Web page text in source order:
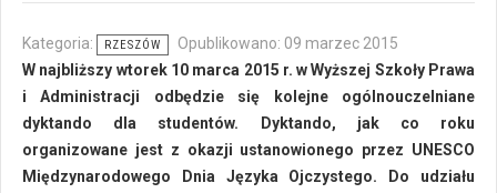
Kategoria: RZESZÓW
Opublikowano: 09 marzec 2015
W najbliższy wtorek 10 marca 2015 r. w Wyższej Szkoły Prawa
i Administracji odbędzie się kolejne ogólnouczelniane
dyktando dla studentów. Dyktando, jak co roku
organizowane jest z okazji ustanowionego przez UNESCO
Międzynarodowego Dnia Języka Ojczystego. Do udziału